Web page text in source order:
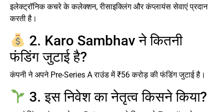
इलेक्ट्रॉनिक कचरे के कलेक्शन, रीसाइक्लिंग और कंप्लायंस सेवाएं प्रदान
करती है।
2. Karo Sambhav ने कितनी
फंडिंग जुटाई है?
कंपनी ने अपने Pre-Series A राउंड में ₹56 करोड़ की फंडिंग जुटाई है।
3. इस निवेश का नेतृत्व किसने किया?